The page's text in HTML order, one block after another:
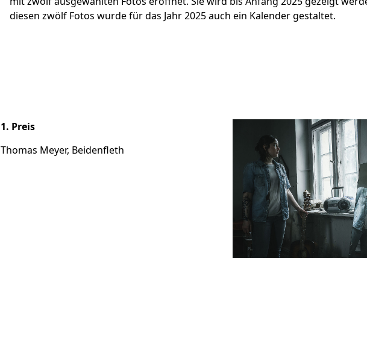
diesen zwölf Fotos wurde für das Jahr 2025 auch ein Kalender gestaltet.
1. Preis
Thomas Meyer, Beidenfleth